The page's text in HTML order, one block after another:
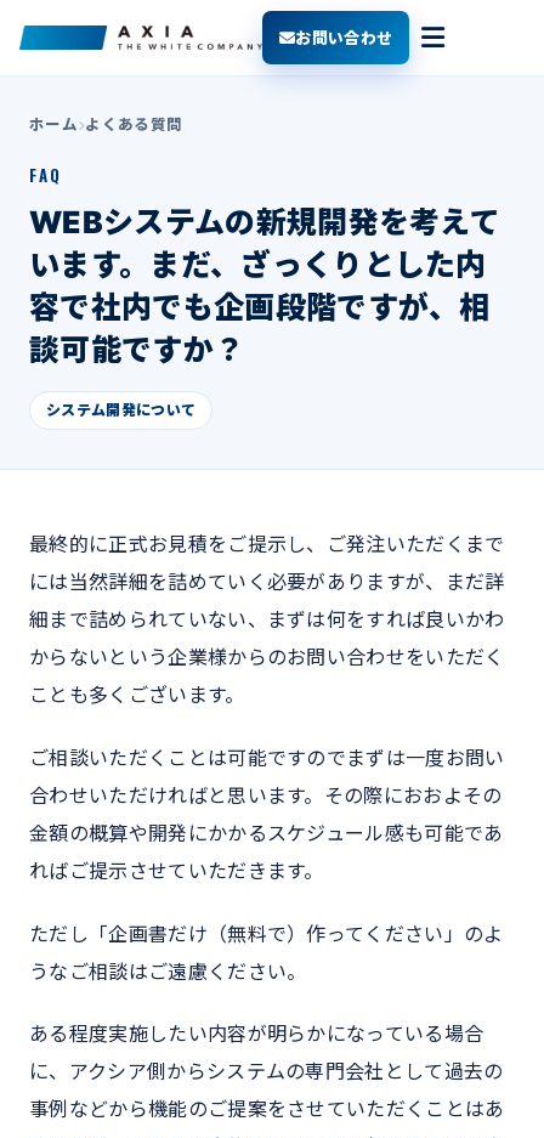
お問い合わせ
ホーム よくある質問
FAQ
WEBシステムの新規開発を考えて
います。まだ、ざっくりとした内
容で社内でも企画段階ですが、相
談可能ですか？
システム開発について
最終的に正式お見積をご提示し、ご発注いただくまで
には当然詳細を詰めていく必要がありますが、まだ詳
細まで詰められていない、まずは何をすれば良いかわ
からないという企業様からのお問い合わせをいただく
ことも多くございます。
ご相談いただくことは可能ですのでまずは一度お問い
合わせいただければと思います。その際におおよその
金額の概算や開発にかかるスケジュール感も可能であ
ればご提示させていただきます。
ただし「企画書だけ（無料で）作ってください」のよ
うなご相談はご遠慮ください。
ある程度実施したい内容が明らかになっている場合
に、アクシア側からシステムの専門会社として過去の
事例などから機能のご提案をさせていただくことはあ